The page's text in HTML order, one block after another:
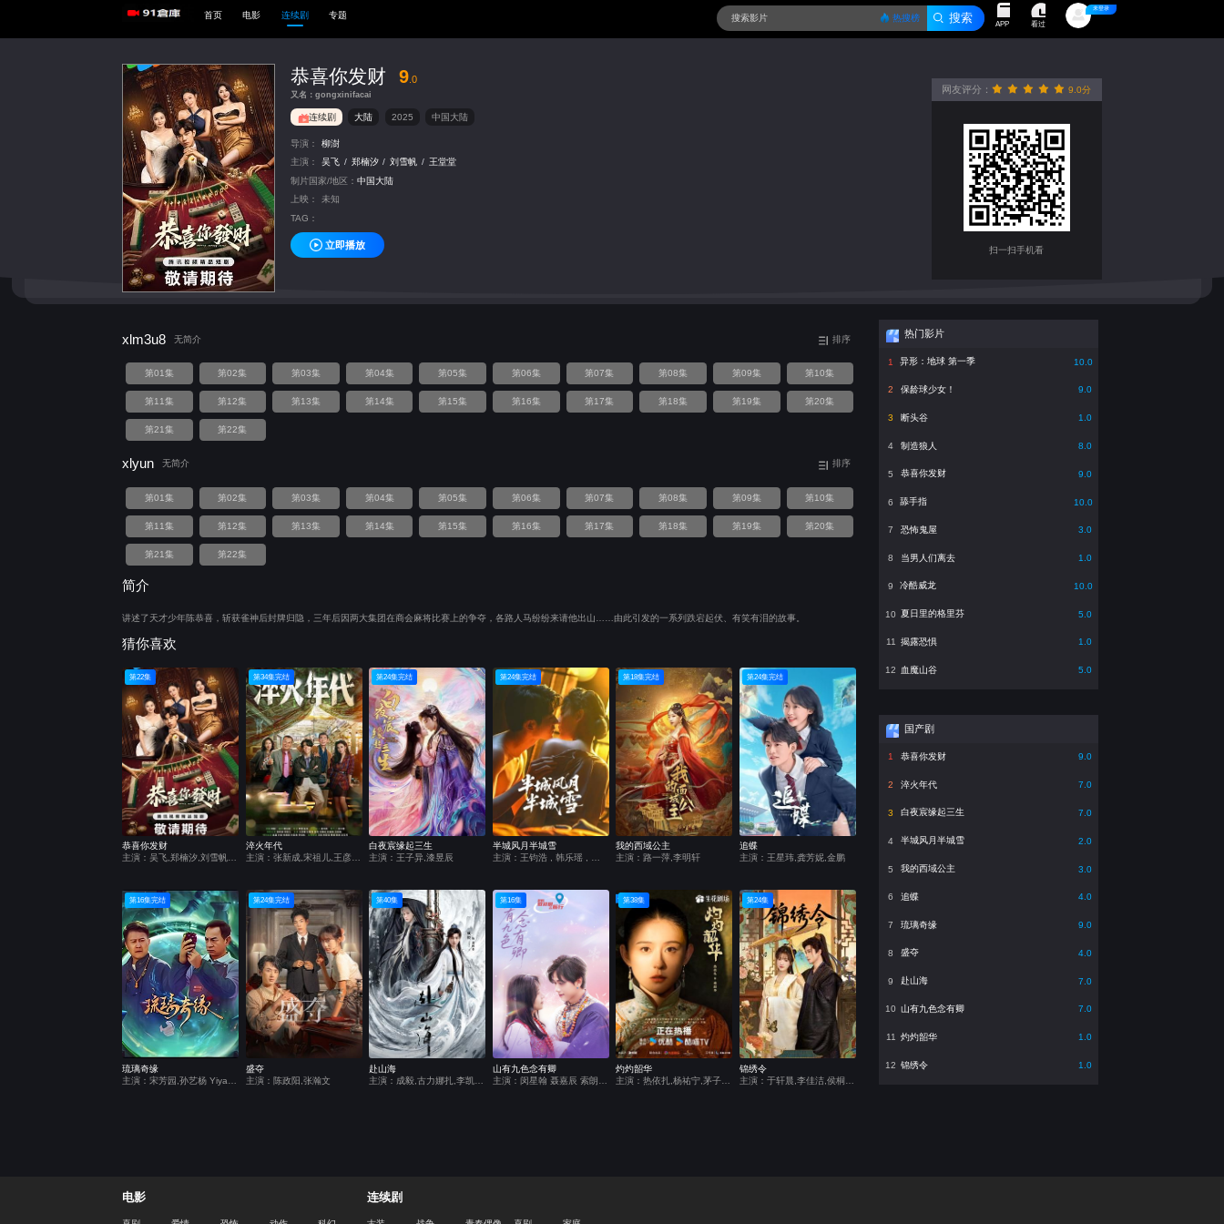
APP 看过
未登录
热搜榜
首页 电影 连续剧 专题
恭喜你发财 9 .0
又名：gongxinifacai
连续剧 大陆 2025 中国大陆
导演：
柳澍
主演：
吴飞 / 郑楠汐 / 刘雪帆 / 王堂堂
制片国家/地区：中国大陆
上映：
未知
TAG：
立即播放
网友评分：
很差较差还行推荐力荐 9.0分
扫一扫手机看
xlm3u8 无简介 排序
第01集 第02集 第03集 第04集 第05集 第06集 第07集 第08集 第09集 第10集
第11集 第12集 第13集 第14集 第15集 第16集 第17集 第18集 第19集 第20集
第21集 第22集
xlyun 无简介 排序
第01集 第02集 第03集 第04集 第05集 第06集 第07集 第08集 第09集 第10集
第11集 第12集 第13集 第14集 第15集 第16集 第17集 第18集 第19集 第20集
第21集 第22集
简介
讲述了天才少年陈恭喜，斩获雀神后封牌归隐，三年后因两大集团在商会麻将比赛上的争夺，各路人马纷纷来请他出山……由此引发的一系列跌宕起伏、有笑有泪的故事。
猜你喜欢
第22集
恭喜你发财
主演：吴飞,郑楠汐,刘雪帆,王堂堂
第34集完结
淬火年代
主演：张新成,宋祖儿,王彦霖,任程伟,张月,何雨虹,刘奕铁,王影璐,吴超,高露,刘钧,朱雨辰,刘奕君,李佳航,王凯,杨采钰,杨烁,练练,吴玉芳,周铁男,薛昊婧
第24集完结
白夜宸缘起三生
主演：王子异,漆昱辰
第24集完结
半城风月半城雪
主演：王钧浩 , 韩乐瑶 , 李炎峰 , 查祎琛 , 张策
第18集完结
我的西域公主
主演：路一萍,李明轩
第24集完结
追蝶
主演：王星玮,龚芳妮,金鹏
第16集完结
琉璃奇缘
第24集完结
盛夺
主演：陈政阳,张瀚文
第40集
赴山海
第16集
山有九色念有卿
第38集
灼灼韶华
第24集
锦绣令
热门影片
1 异形：地球 第一季 10.0
2 保龄球少女！ 9.0
3 断头谷 1.0
4 制造狼人 8.0
5 恭喜你发财 9.0
6 舔手指 10.0
7 恐怖鬼屋 3.0
8 当男人们离去 1.0
9 冷酷威龙 10.0
10 夏日里的格里芬 5.0
11 揭露恐惧 1.0
12 血魔山谷 5.0
国产剧
1 恭喜你发财 9.0
2 淬火年代 7.0
3 白夜宸缘起三生 7.0
4 半城风月半城雪 2.0
5 我的西域公主 3.0
6 追蝶 4.0
7 琉璃奇缘 9.0
8 盛夺 4.0
9 赴山海 7.0
10 山有九色念有卿 7.0
11 灼灼韶华 1.0
12 锦绣令 1.0
电影 连续剧